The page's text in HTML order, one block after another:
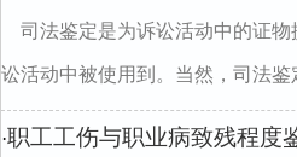
司法鉴定是为诉讼活动中的证
讼活动中被使用到。当然，司法
·职工工伤与职业病致残程度